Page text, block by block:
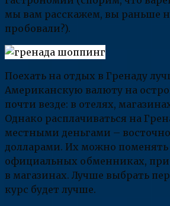
мы вам расскажем, вы раньше
пробовали?).
Поехать на отдых в Гренаду
Американскую валюту на
почти везде: в отелях,
Однако расплачиваться на
местными деньгами –
долларами. Их можно поменять
официальных обменниках, при
в магазинах. Лучше выбрать
курс будет лучше.